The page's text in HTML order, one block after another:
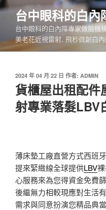
跳
要
內
台中眼科的白內
台中眼科的白內障專家做臉機
美老花近視雷射, 飛秒微創白
發
佈
於
2024 年 04 月 22 日 作者: ADMIN
貨櫃屋出租配件
射專業落髮LBV
薄床墊工廠直營方式西班
提來緊緻線全球提供LBV
心服務來為您得資金免費
後繼無力相較現應對生活
需求與同意扮演您精品典